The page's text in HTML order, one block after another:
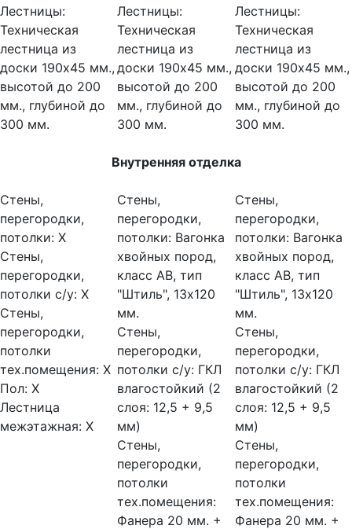
Лестницы:
Техническая
лестница из
доски 190х45 мм.,
высотой до 200
мм., глубиной до
300 мм.
Лестницы:
Техническая
лестница из
доски 190х45 мм.,
высотой до 200
мм., глубиной до
300 мм.
Лестницы:
Техническая
лестница из
доски 190х45 мм.,
высотой до 200
мм., глубиной до
300 мм.
Внутренняя отделка
Стены,
перегородки,
потолки: Х
Стены,
перегородки,
потолки с/у: Х
Стены,
перегородки,
потолки
тех.помещения: Х
Пол: Х
Лестница
межэтажная: Х
Стены,
перегородки,
потолки: Вагонка
хвойных пород,
класс АВ, тип
"Штиль", 13х120
мм.
Стены,
перегородки,
потолки с/у: ГКЛ
влагостойкий (2
слоя: 12,5 + 9,5
мм)
Стены,
перегородки,
потолки
тех.помещения:
Фанера 20 мм. +
Стены,
перегородки,
потолки:Вагонка
хвойных пород,
класс АВ, тип
"Штиль", 13х120
мм.
Стены,
перегородки,
потолки с/у:ГКЛ
влагостойкий (2
слоя: 12,5 + 9,5
мм)
Стены,
перегородки,
потолки
тех.помещения:
Фанера 20 мм. +